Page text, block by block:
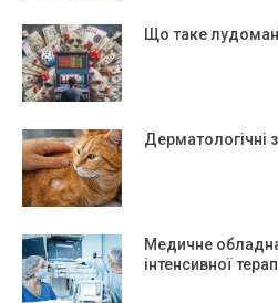
Що таке
Дерматологічні
Медичне
інтенсивної